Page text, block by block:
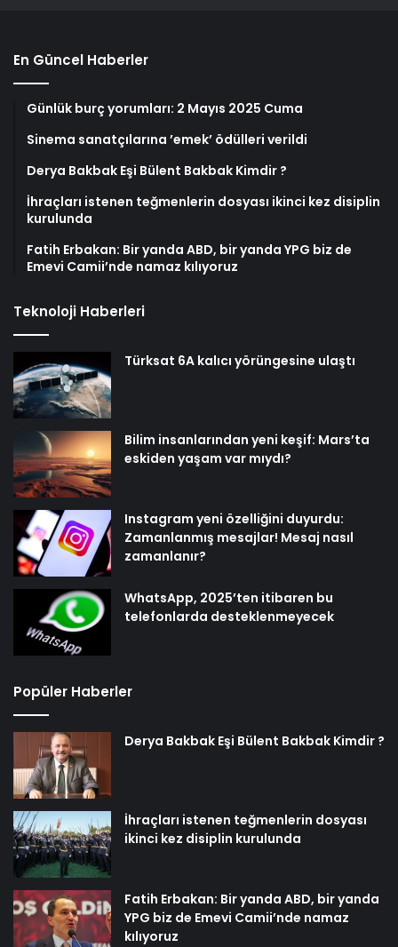
En Güncel Haberler
Günlük burç yorumları: 2 Mayıs 2025 Cuma
Sinema sanatçılarına ’emek’ ödülleri verildi
Derya Bakbak Eşi Bülent Bakbak Kimdir ?
İhraçları istenen teğmenlerin dosyası ikinci kez disiplin
kurulunda
Fatih Erbakan: Bir yanda ABD, bir yanda YPG biz de
Emevi Camii’nde namaz kılıyoruz
Teknoloji Haberleri
Türksat 6A kalıcı yörüngesine ulaştı
Bilim insanlarından yeni keşif: Mars’ta
eskiden yaşam var mıydı?
Instagram yeni özelliğini duyurdu:
Zamanlanmış mesajlar! Mesaj nasıl
zamanlanır?
WhatsApp, 2025’ten itibaren bu
telefonlarda desteklenmeyecek
Popüler Haberler
Derya Bakbak Eşi Bülent Bakbak Kimdir ?
İhraçları istenen teğmenlerin dosyası
ikinci kez disiplin kurulunda
Fatih Erbakan: Bir yanda ABD, bir yanda
YPG biz de Emevi Camii’nde namaz
kılıyoruz